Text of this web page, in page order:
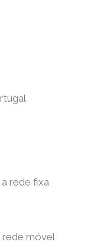
a rede fixa
rede móvel